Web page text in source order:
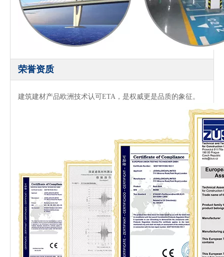
荣誉资质
建筑建材产品欧洲技术认可ETA，是权威更是品质的象征。